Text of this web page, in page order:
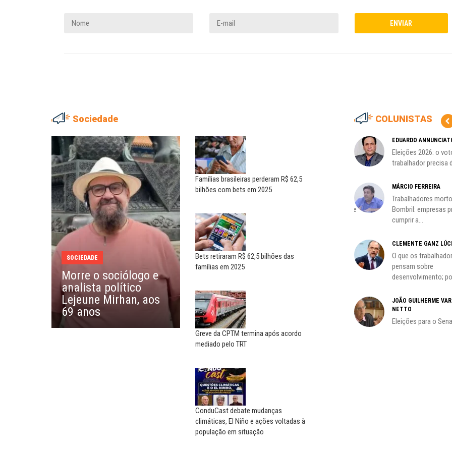
Sociedade
SOCIEDADE
Morre o sociólogo e
analista político
Lejeune Mirhan, aos
69 anos
Famílias brasileiras perderam R$ 62,5
bilhões com bets em 2025
Bets retiraram R$ 62,5 bilhões das
famílias em 2025
Greve da CPTM termina após acordo
mediado pelo TRT
ConduCast debate mudanças
climáticas, El Niño e ações voltadas à
população em situação
COLUNISTAS
ADRIANA MARCOLINO
Adriana Marcolino destaca
impacto do salário mínimo na...
NILTON NECO
Sindec: 94 anos de união e
EDUARDO ANNUNCIATO CHICÃO
Sem salário digno e proteção
social, não existe...
EUSÉBIO PINTO NETO
A fortaleza do sindicato
MARIA AUXILIADORA
Agosto Lilás: todos e todas no
combate à...
SERGIO LUIZ LEITE (SERGINHO)
Saúde mental:
responsabilidade de todos
MIGUEL TORRES
A luta continua: agora o foco é
CARLOS LOPES
O resgate do nosso Estado
Nacional; por Carlos...
precisa voltar...
A geopolítica nas eleições de
EDUARDO
Eleições 2026: o
trabalhador precisa
MÁRCIO FERREIRA
Trabalhadores
Bombril: empresas
cumprir a...
CLEMENTE GANZ
O que os
pensam sobre
desenvolvimento;
JOÃO GUILHERME
NETTO
Eleições para o